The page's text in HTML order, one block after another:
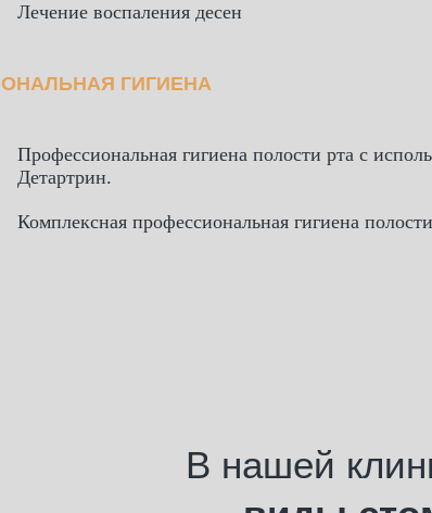
Лечение воспаления десен
ГИГИЕНА
Профессиональная гигиена полости рта с
Детартрин.
Комплексная профессиональная гигиена
В нашей